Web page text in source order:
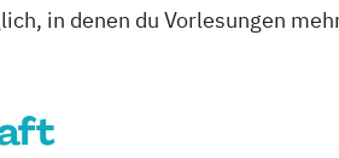
in denen du Vorlesungen